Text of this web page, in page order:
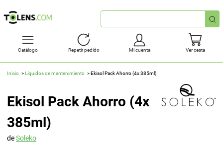
Búsqueda
rápida
Catálogo Repetir pedido Mi cuenta Ver cesta
Inicio Líquidos de mantenimiento Ekisol Pack Ahorro (4x 385ml)
Ekisol Pack Ahorro (4x
385ml)
deSoleko